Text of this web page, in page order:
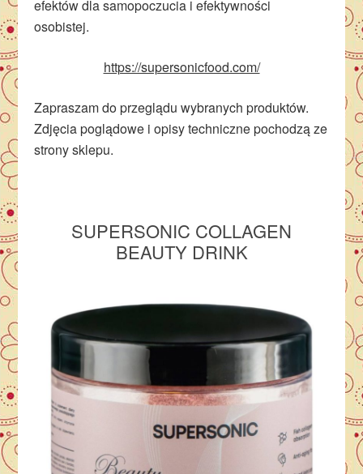
efektów dla samopoczucia i efektywności
osobistej.
https://supersonicfood.com/
Zapraszam do przeglądu wybranych produktów.
Zdjęcia poglądowe i opisy techniczne pochodzą ze
strony sklepu.
SUPERSONIC COLLAGEN
BEAUTY DRINK